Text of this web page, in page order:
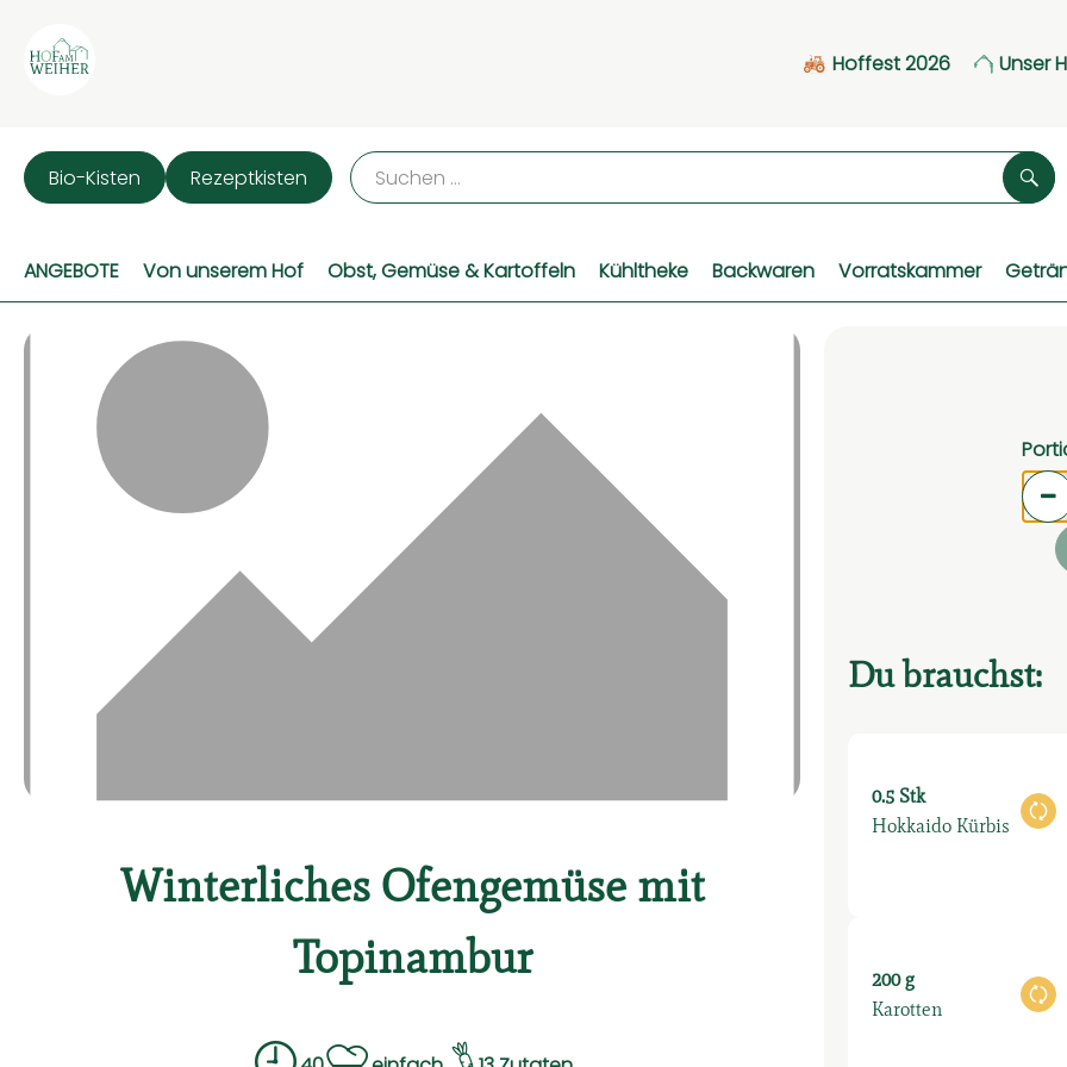
Hoffest 2026 Unser
Bio-Kisten Rezeptkisten
ANGEBOTE Von unserem Hof Obst, Gemüse & Kartoffeln Kühltheke Backwaren Vorratskammer
Winterliches Ofengemüse mit
Topinambur
Du brauchst:
0.5 Stk
Hokkaido Kürbis
200 g
Karotten